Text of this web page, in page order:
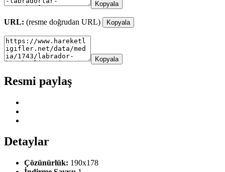
Kopyala
URL: (resme doğrudan URL) Kopyala
Kopyala
Resmi paylaş
Detaylar
Çözünürlük: 190x178